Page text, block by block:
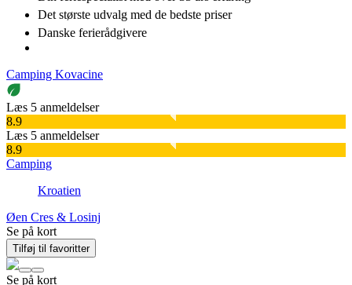
Det største udvalg med de bedste priser
Danske ferierådgivere
Camping Kovacine
Læs 5 anmeldelser
8.9
Læs 5 anmeldelser
8.9
Camping
Kroatien
Øen Cres & Losinj
Se på kort
Tilføj til favoritter
Se på kort